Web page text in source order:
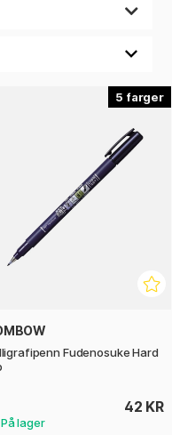
eller en penn
5
Fudenosuke Hard
42 KR